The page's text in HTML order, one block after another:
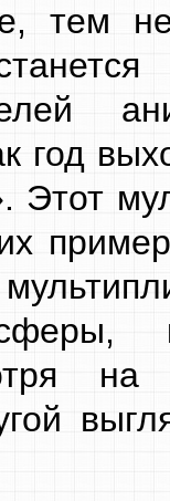
тем
год
Этот
на